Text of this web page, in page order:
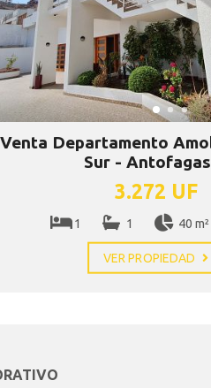
Venta Departamento
Sur -
3.272 UF
1 1 40 m²
VER PROPIEDAD